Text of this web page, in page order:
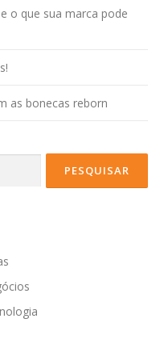
o que sua marca pode
as bonecas reborn